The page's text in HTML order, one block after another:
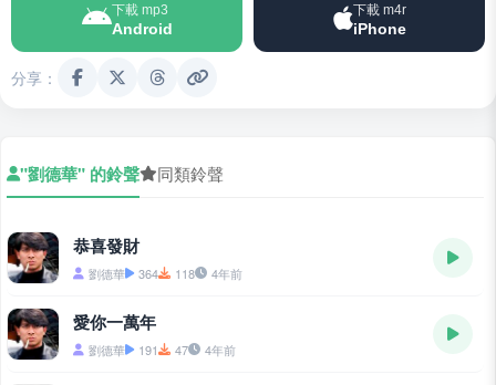
下載 mp3
Android
下載 m4r
iPhone
分享：
"劉德華" 的鈴聲 同類鈴聲
恭喜發財
劉德華 364 118 4年前
愛你一萬年
劉德華 191 47 4年前